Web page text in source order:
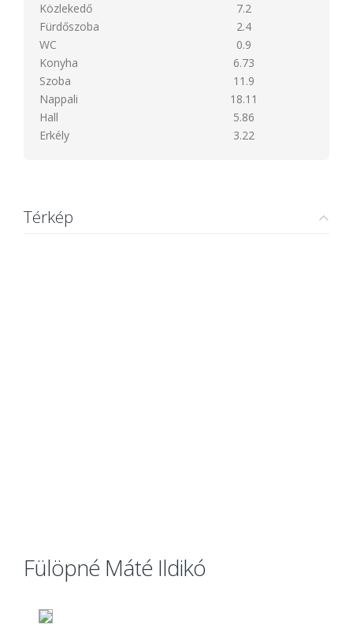
Közlekedő
7.2
Fürdőszoba
2.4
WC
0.9
Konyha
6.73
Szoba
11.9
Nappali
18.11
Hall
5.86
Erkély
3.22
Térkép
Fülöpné Máté Ildikó